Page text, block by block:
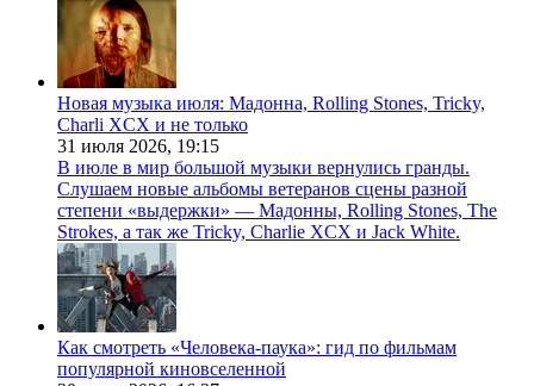
Новая музыка июля: Мадонна, Rolling Stones, Tricky,
Charli XCX и не только
31 июля 2026, 19:15
В июле в мир большой музыки вернулись гранды.
Слушаем новые альбомы ветеранов сцены разной
степени «выдержки» — Мадонны, Rolling Stones, The
Strokes, а так же Tricky, Charlie XCX и Jack White.
Как смотреть «Человека-паука»: гид по фильмам
популярной киновселенной